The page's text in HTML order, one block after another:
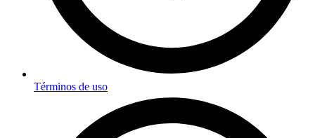
Términos de uso